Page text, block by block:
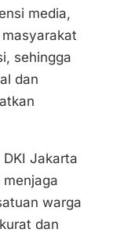
media,
sehingga
dan
Jakarta
warga
dan